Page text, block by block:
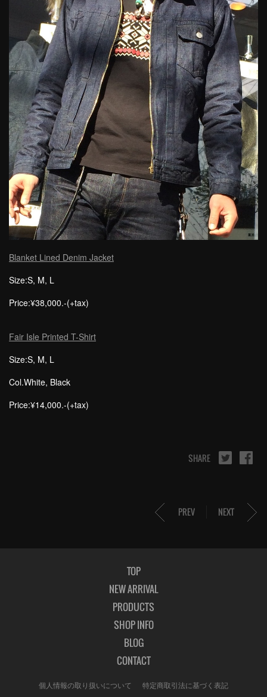
Blanket Lined Denim Jacket
Size:S, M, L
Price:¥38,000.-(+tax)
Fair Isle Printed T-Shirt
Size:S, M, L
Col.White, Black
Price:¥14,000.-(+tax)
SHARE
PREV NEXT
TOP
NEW ARRIVAL
PRODUCTS
SHOP INFO
BLOG
CONTACT
個人情報の取り扱いについて 特定商取引法に基づく表記